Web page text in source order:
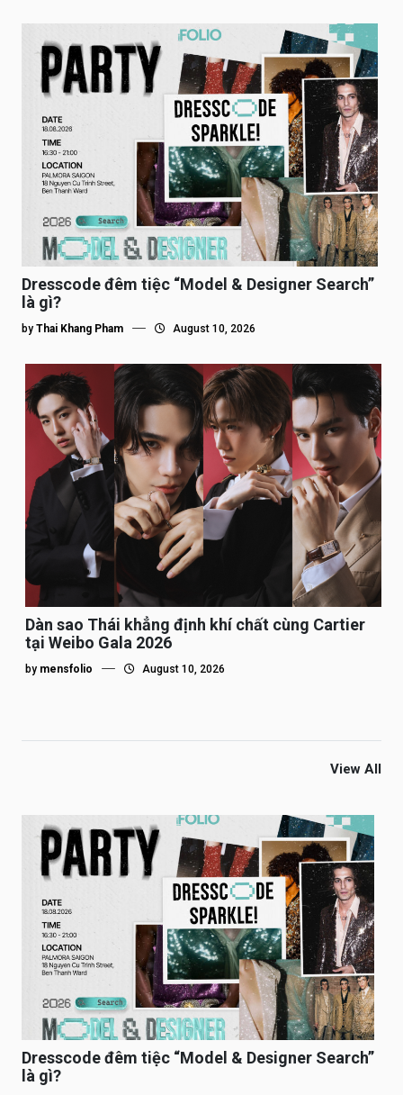
Dresscode đêm tiệc “Model & Designer Search”
là gì?
by Thai Khang Pham August 10, 2026
Dàn sao Thái khẳng định khí chất cùng Cartier
tại Weibo Gala 2026
by mensfolio August 10, 2026
View All
Dresscode đêm tiệc “Model & Designer Search”
là gì?